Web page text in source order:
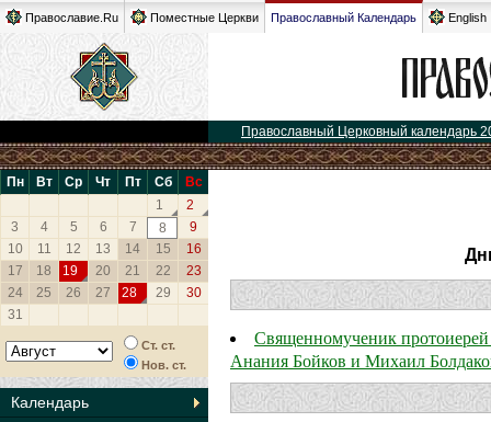
Православие.Ru Поместные Церкви Православный Календарь English
Православный Церковный календарь
Пн Вт Ср Чт Пт Сб
Вс
1
2
3
4 5 6 7 8
9
10
11 12 13 14 15
16
17
18 19 20 21 22
23
24
25 26 27 28 29
30
31
Ст. ст.
Нов. ст.
Календарь
Священномученик
Анания Бойков и Михаил